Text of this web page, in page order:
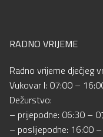
RADNO VRIJEME
Radno vrijeme dječjeg
Vukovar I: 07:00 –
Dežurstvo:
– prijepodne: 06:30 –
– poslijepodne: 16:00